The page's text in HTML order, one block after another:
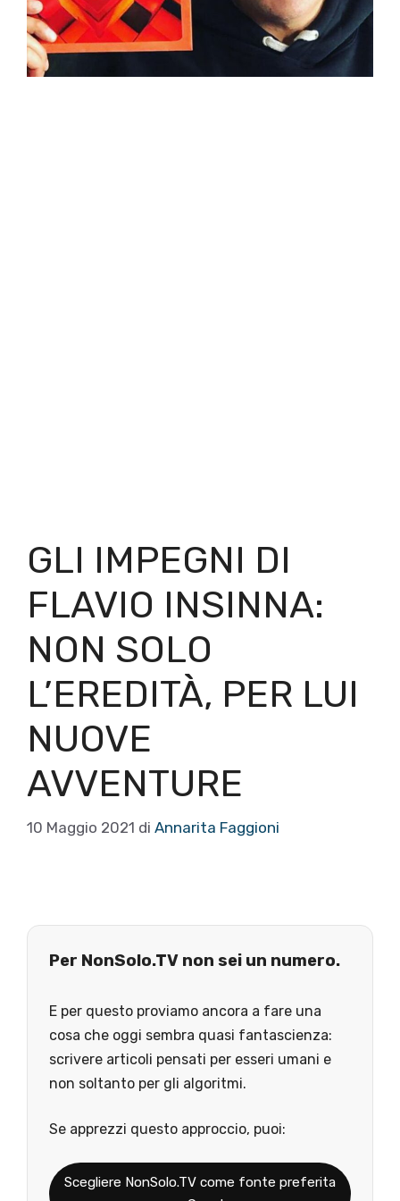
GLI IMPEGNI DI
FLAVIO INSINNA:
NON SOLO
L’EREDITÀ, PER LUI
NUOVE
AVVENTURE
10 Maggio 2021 di Annarita Faggioni
Per NonSolo.TV non sei un numero.
E per questo proviamo ancora a fare una
cosa che oggi sembra quasi fantascienza:
scrivere articoli pensati per esseri umani e
non soltanto per gli algoritmi.
Se apprezzi questo approccio, puoi:
Scegliere NonSolo.TV come fonte preferita